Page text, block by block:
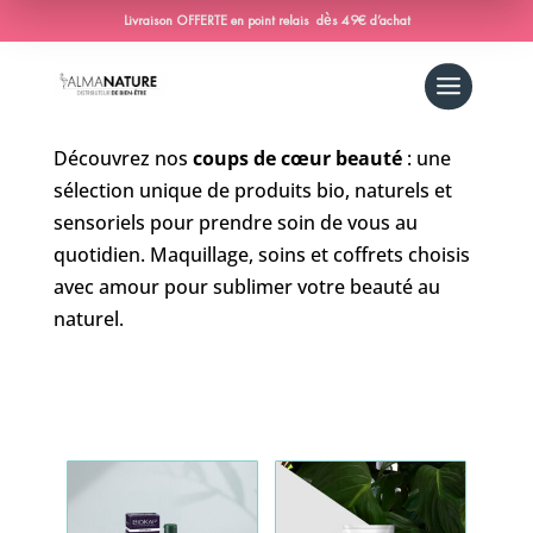
Livraison OFFERTE en point relais dès 49€ d’achat
Découvrez nos coups de cœur beauté: une
sélection unique de produits bio, naturels et
sensoriels pour prendre soin de vous au
quotidien. Maquillage, soins et coffrets choisis
avec amour pour sublimer votre beauté au
naturel.